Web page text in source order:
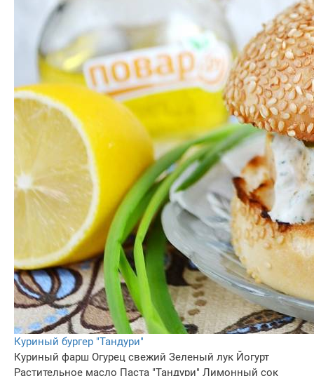
Куриный бургер "Тандури"
Куриный фарш Огурец свежий Зеленый лук Йогурт
Растительное масло Паста "Тандури" Лимонный сок